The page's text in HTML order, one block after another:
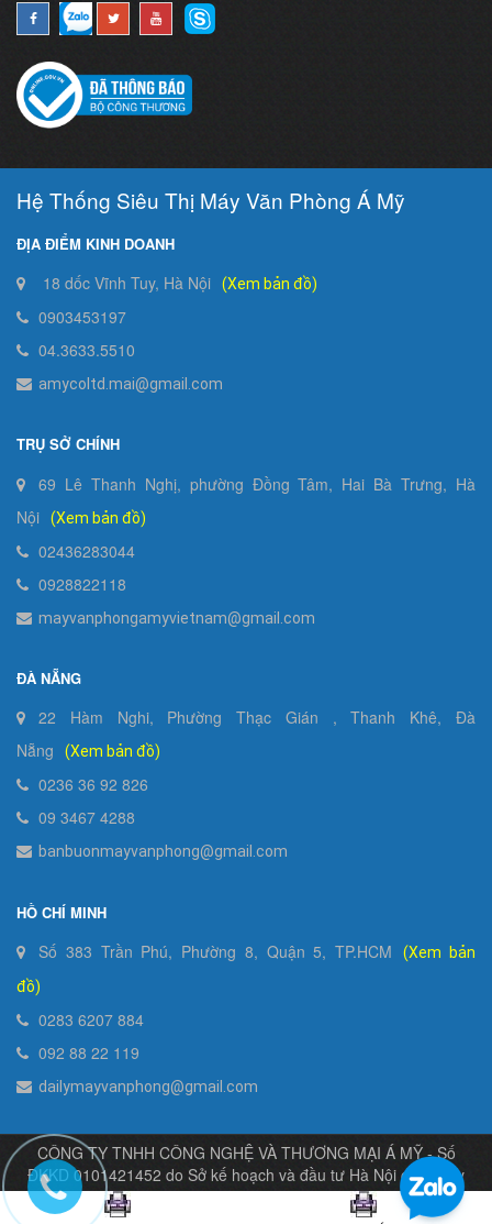
Hệ Thống Siêu Thị Máy Văn Phòng Á Mỹ
ĐỊA ĐIỂM KINH DOANH
18 dốc Vĩnh Tuy, Hà Nội (Xem bản đồ)
0903453197
04.3633.5510
amycoltd.mai@gmail.com
TRỤ SỞ CHÍNH
69 Lê Thanh Nghị, phường Đồng Tâm, Hai Bà Trưng, Hà
Nội
(Xem bản đồ)
02436283044
0928822118
mayvanphongamyvietnam@gmail.com
ĐÀ NẴNG
22 Hàm Nghi, Phường Thạc Gián , Thanh Khê, Đà
Nẵng
(Xem bản đồ)
0236 36 92 826
09 3467 4288
banbuonmayvanphong@gmail.com
HỒ CHÍ MINH
Số 383 Trần Phú, Phường 8, Quận 5, TP.HCM
(Xem bản
đồ)
0283 6207 884
092 88 22 119
dailymayvanphong@gmail.com
CÔNG TY TNHH CÔNG NGHỆ VÀ THƯƠNG MẠI Á MỸ - Số
ĐKKD 0101421452 do Sở kế hoạch và đầu tư Hà Nội cấp ngày
04/11/2003